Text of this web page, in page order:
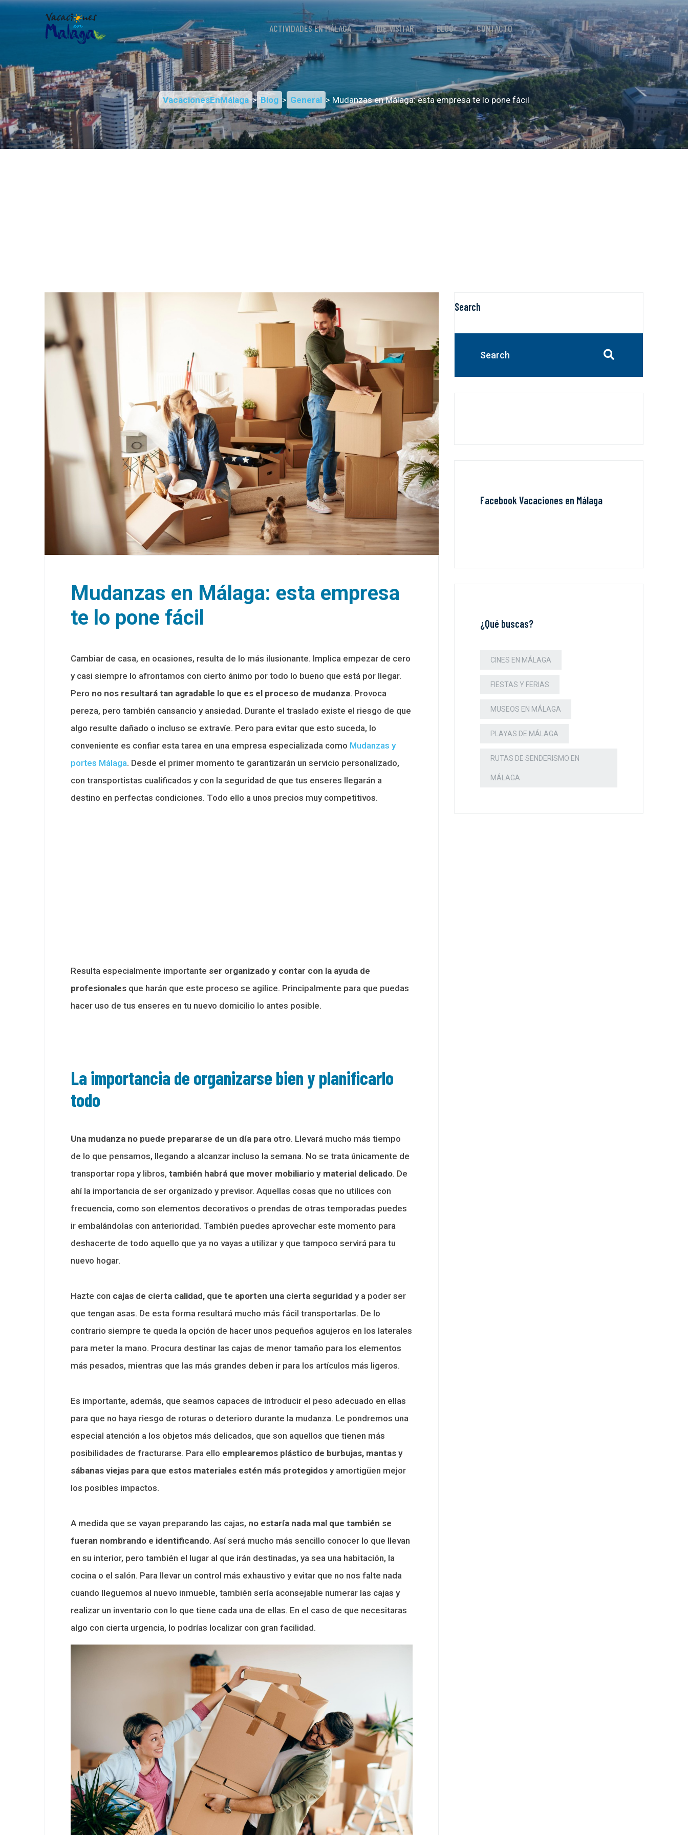
ACTIVIDADES EN MÁLAGA QUÉ VISITAR BLOG CONTACTO
VacacionesEnMálaga > Blog > General > Mudanzas en Málaga: esta empresa te lo pone fácil
Mudanzas en Málaga: esta empresa
te lo pone fácil
Cambiar de casa, en ocasiones, resulta de lo más ilusionante. Implica empezar de cero
y casi siempre lo afrontamos con cierto ánimo por todo lo bueno que está por llegar.
Pero no nos resultará tan agradable lo que es el proceso de mudanza. Provoca
pereza, pero también cansancio y ansiedad. Durante el traslado existe el riesgo de que
algo resulte dañado o incluso se extravíe. Pero para evitar que esto suceda, lo
conveniente es confiar esta tarea en una empresa especializada como Mudanzas y
portes Málaga. Desde el primer momento te garantizarán un servicio personalizado,
con transportistas cualificados y con la seguridad de que tus enseres llegarán a
destino en perfectas condiciones. Todo ello a unos precios muy competitivos.
Resulta especialmente importante ser organizado y contar con la ayuda de
profesionales que harán que este proceso se agilice. Principalmente para que puedas
hacer uso de tus enseres en tu nuevo domicilio lo antes posible.
La importancia de organizarse bien y planificarlo
todo
Una mudanza no puede prepararse de un día para otro. Llevará mucho más tiempo
de lo que pensamos, llegando a alcanzar incluso la semana. No se trata únicamente de
transportar ropa y libros, también habrá que mover mobiliario y material delicado. De
ahí la importancia de ser organizado y previsor. Aquellas cosas que no utilices con
frecuencia, como son elementos decorativos o prendas de otras temporadas puedes
ir embalándolas con anterioridad. También puedes aprovechar este momento para
deshacerte de todo aquello que ya no vayas a utilizar y que tampoco servirá para tu
nuevo hogar.
Hazte con cajas de cierta calidad, que te aporten una cierta seguridad y a poder ser
que tengan asas. De esta forma resultará mucho más fácil transportarlas. De lo
contrario siempre te queda la opción de hacer unos pequeños agujeros en los laterales
para meter la mano. Procura destinar las cajas de menor tamaño para los elementos
más pesados, mientras que las más grandes deben ir para los artículos más ligeros.
Es importante, además, que seamos capaces de introducir el peso adecuado en ellas
para que no haya riesgo de roturas o deterioro durante la mudanza. Le pondremos una
especial atención a los objetos más delicados, que son aquellos que tienen más
posibilidades de fracturarse. Para ello emplearemos plástico de burbujas, mantas y
sábanas viejas para que estos materiales estén más protegidos y amortigüen mejor
los posibles impactos.
A medida que se vayan preparando las cajas, no estaría nada mal que también se
fueran nombrando e identificando. Así será mucho más sencillo conocer lo que llevan
en su interior, pero también el lugar al que irán destinadas, ya sea una habitación, la
cocina o el salón. Para llevar un control más exhaustivo y evitar que no nos falte nada
cuando lleguemos al nuevo inmueble, también sería aconsejable numerar las cajas y
realizar un inventario con lo que tiene cada una de ellas. En el caso de que necesitaras
algo con cierta urgencia, lo podrías localizar con gran facilidad.
Search
Facebook Vacaciones en Málaga
¿Qué buscas?
CINES EN MÁLAGA
FIESTAS Y FERIAS
MUSEOS EN MÁLAGA
PLAYAS DE MÁLAGA
RUTAS DE SENDERISMO EN
MÁLAGA